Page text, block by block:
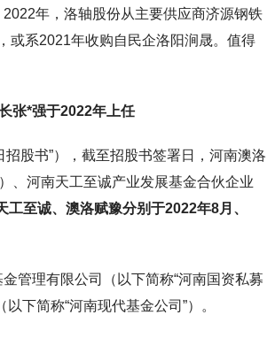
年，洛轴股份从主要供应商济源钢铁
或系2021年收购自民企洛阳涧晟。值得
张*强于2022年上任
股书”），截至招股书签署日，河南澳洛
、河南天工至诚产业发展基金合伙企业
工至诚、澳洛赋豫分别于2022年8月、
管理有限公司（以下简称“河南国资私募
下简称“河南现代基金公司”）。